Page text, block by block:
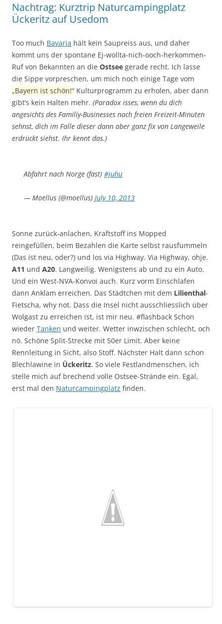
Nachtrag: Kurztrip Naturcampingplatz
Ückeritz auf Usedom
Too much Bavaria hält kein Saupreiss aus, und daher
kommt uns der spontane Ej-wollta-nich-ooch-herkommen-
Ruf von Bekannten an die Ostsee gerade recht. Ich lasse
die Sippe vorpreschen, um mich noch einige Tage vom
„Bayern ist schön!“ Kulturprogramm zu erholen, aber dann
gibt’s kein Halten mehr. (Paradox isses, wenn du dich
angesichts des Familiy-Businesses nach freien Freizeit-Minuten
sehnst, dich im Falle dieser dann aber ganz fix von Langeweile
erdrückt siehst. Ihr kennt das.)
Abfahrt nach Norge (fast) #juhu
— Moellus (@moellus) July 10, 2013
Sonne zurück-anlachen, Kraftstoff ins Mopped
reingefüllen, beim Bezahlen die Karte selbst rausfummeln
(Das ist neu, oder?) und los via Highway. Via Highway, ohje.
A11 und A20. Langweilig. Wenigstens ab und zu ein Auto.
Und ein West-NVA-Konvoi auch. Kurz vorm Einschlafen
dann Anklam erreichen. Das Städtchen mit dem Lilienthal-
Fietscha, why not. Dass die Insel nicht ausschliesslich über
Wolgast zu erreichen ist, ist mir neu. #flashback Schon
wieder Tanken und weiter. Wetter inwzischen schlecht, och
nö. Schöne Split-Strecke mit 50er Limit. Aber keine
Rennleitung in Sicht, also Stoff. Nächster Halt dann schon
Blechlawine in Ückeritz. So viele Festlandmenschen, ich
stelle mich auf brechend volle Ostsee-Strände ein. Egal,
erst mal den Naturcampingplatz finden.